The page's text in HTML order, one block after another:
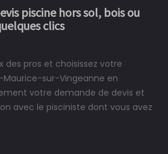
piscine hors sol, bois ou
clics
des pros et choisissez votre
Maurice-sur-Vingeanne en
votre demande de devis et
avec le pisciniste dont vous avez